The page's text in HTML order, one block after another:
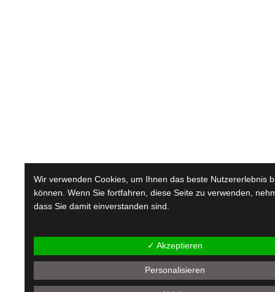
Wir verwenden Cookies, um Ihnen das beste Nutzererlebnis
können. Wenn Sie fortfahren, diese Seite zu verwenden,
dass Sie damit einverstanden sind.
✓ Akzeptieren
Personalisieren